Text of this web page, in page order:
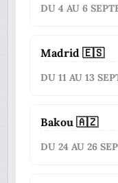
DU 4 AU 6
Madrid 🇪🇸
DU 11 AU 13
Bakou 🇦🇿
DU 24 AU 26